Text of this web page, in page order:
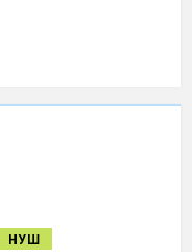
а
НУШ